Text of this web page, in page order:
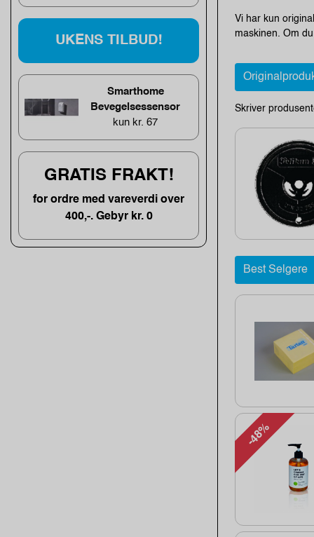
UKENS TILBUD!
Smarthome
Bevegelsessensor
kun kr. 67
GRATIS FRAKT!
for ordre med vareverdi over
400,-. Gebyr kr. 0
Vi har kun
maskinen. Om
Skriver
Best Selgere
-48%